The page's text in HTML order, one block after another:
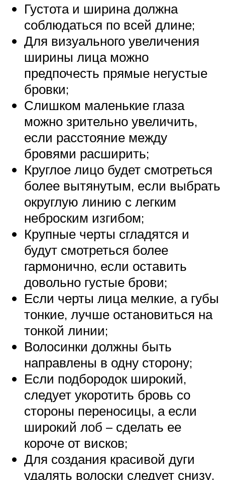
Густота и ширина должна
соблюдаться по всей длине;
Для визуального увеличения
ширины лица можно
предпочесть прямые негустые
бровки;
Слишком маленькие глаза
можно зрительно увеличить,
если расстояние между
бровями расширить;
Круглое лицо будет смотреться
более вытянутым, если выбрать
округлую линию с легким
неброским изгибом;
Крупные черты сгладятся и
будут смотреться более
гармонично, если оставить
довольно густые брови;
Если черты лица мелкие, а губы
тонкие, лучше остановиться на
тонкой линии;
Волосинки должны быть
направлены в одну сторону;
Если подбородок широкий,
следует укоротить бровь со
стороны переносицы, а если
широкий лоб – сделать ее
короче от висков;
Для создания красивой дуги
удалять волоски следует снизу,